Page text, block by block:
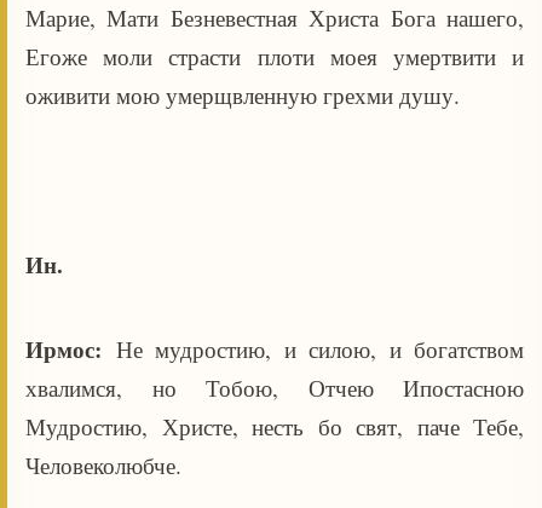
Марие, Мати Безневестная Христа Бога нашего,
Егоже моли страсти плоти моея умертвити и
оживити мою умерщвленную грехми душу.
Ин.
Ирмос: Не мудростию, и силою, и богатством
хвалимся, но Тобою, Отчею Ипостасною
Мудростию, Христе, несть бо свят, паче Тебе,
Человеколюбче.